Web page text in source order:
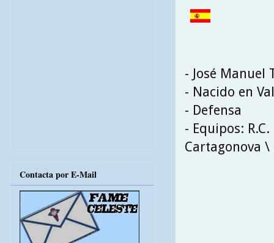
- José Manuel
- Nacido en
- Defensa
- Equipos:
Cartagonova \
Contacta por E-Mail